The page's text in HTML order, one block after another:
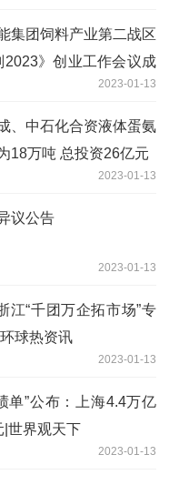
集团饲料产业第二战区
2023》创业工作会议成
2023-01-13
、中石化合资液体蛋氨
18万吨 总投资26亿元
2023-01-13
议公告
2023-01-13
江“千团万企拓市场”专
球热资讯
2023-01-13
单”公布：上海4.4万亿
|世界观天下
2023-01-13